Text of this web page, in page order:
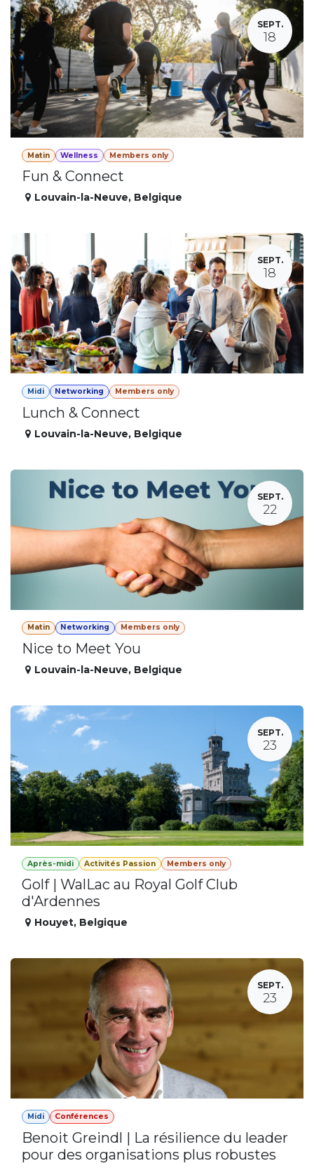
SEPT.
18
Matin Wellness Members only
Fun & Connect
Louvain-la-Neuve, Belgique
SEPT.
18
Midi Networking Members only
Lunch & Connect
Louvain-la-Neuve, Belgique
SEPT.
22
Matin Networking Members only
Nice to Meet You
Louvain-la-Neuve, Belgique
SEPT.
23
Après-midi Activités Passion Members only
Golf | WalLac au Royal Golf Club
d'Ardennes
Houyet, Belgique
SEPT.
23
Midi Conférences
Benoit Greindl | La résilience du leader
pour des organisations plus robustes